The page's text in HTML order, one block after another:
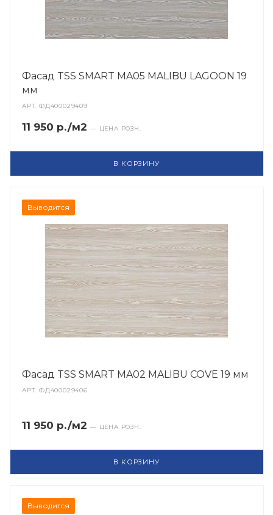
Фасад TSS SMART MA05 MALIBU LAGOON 19
мм
АРТ.ФД400029409
11 950 р./м2 — ЦЕНА РОЗН.
В КОРЗИНУ
Выводится
Фасад TSS SMART MA02 MALIBU COVE 19 мм
АРТ.ФД400029406
11 950 р./м2 — ЦЕНА РОЗН.
В КОРЗИНУ
Выводится